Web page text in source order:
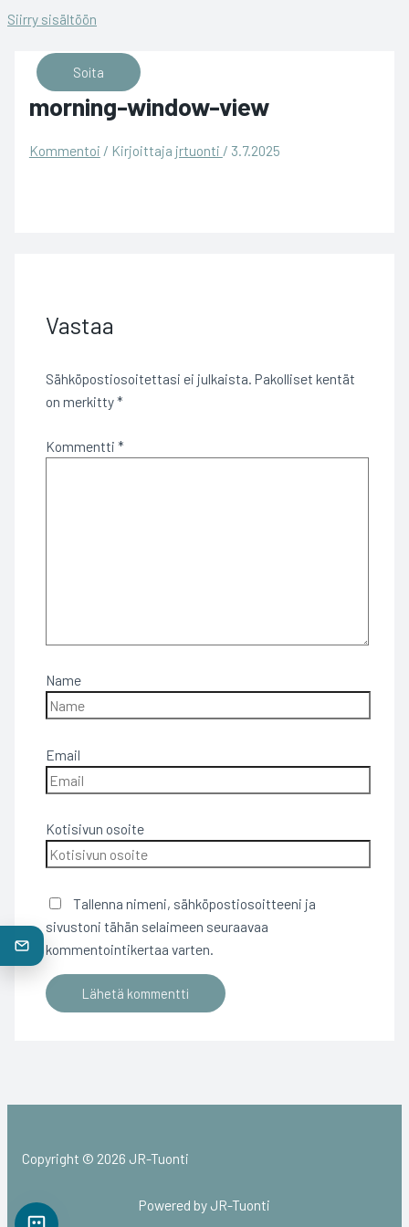
Siirry sisältöön
Soita
morning-window-view
Kommentoi / Kirjoittaja jrtuonti / 3.7.2025
Vastaa
Sähköpostiosoitettasi ei julkaista. Pakolliset kentät
on merkitty*
Kommentti *
Name
Email
Kotisivun osoite
Tallenna nimeni, sähköpostiosoitteeni ja
sivustoni tähän selaimeen seuraavaa
kommentointikertaa varten.
Copyright © 2026 JR-Tuonti
Powered by JR-Tuonti